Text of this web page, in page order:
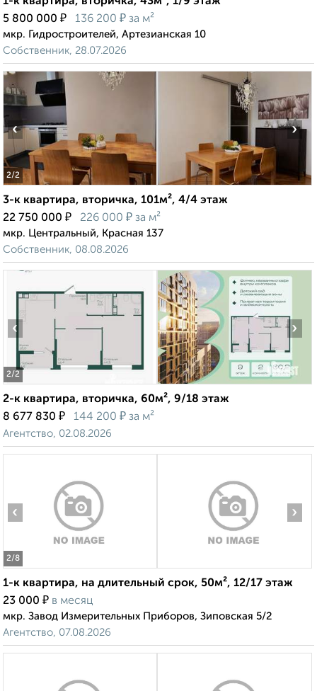
5 800 000 ₽ 136 200 ₽ за м²
мкр. Гидростроителей, Артезианская 10
Собственник, 28.07.2026
2/2
‹ ›
3-к квартира, вторичка, 101м², 4/4 этаж
22 750 000 ₽ 226 000 ₽ за м²
мкр. Центральный, Красная 137
Собственник, 08.08.2026
2/2
‹ ›
2-к квартира, вторичка, 60м², 9/18 этаж
8 677 830 ₽ 144 200 ₽ за м²
Агентство, 02.08.2026
2/8
‹ ›
1-к квартира, на длительный срок, 50м², 12/17 этаж
23 000 ₽ в месяц
мкр. Завод Измерительных Приборов, Зиповская 5/2
Агентство, 07.08.2026